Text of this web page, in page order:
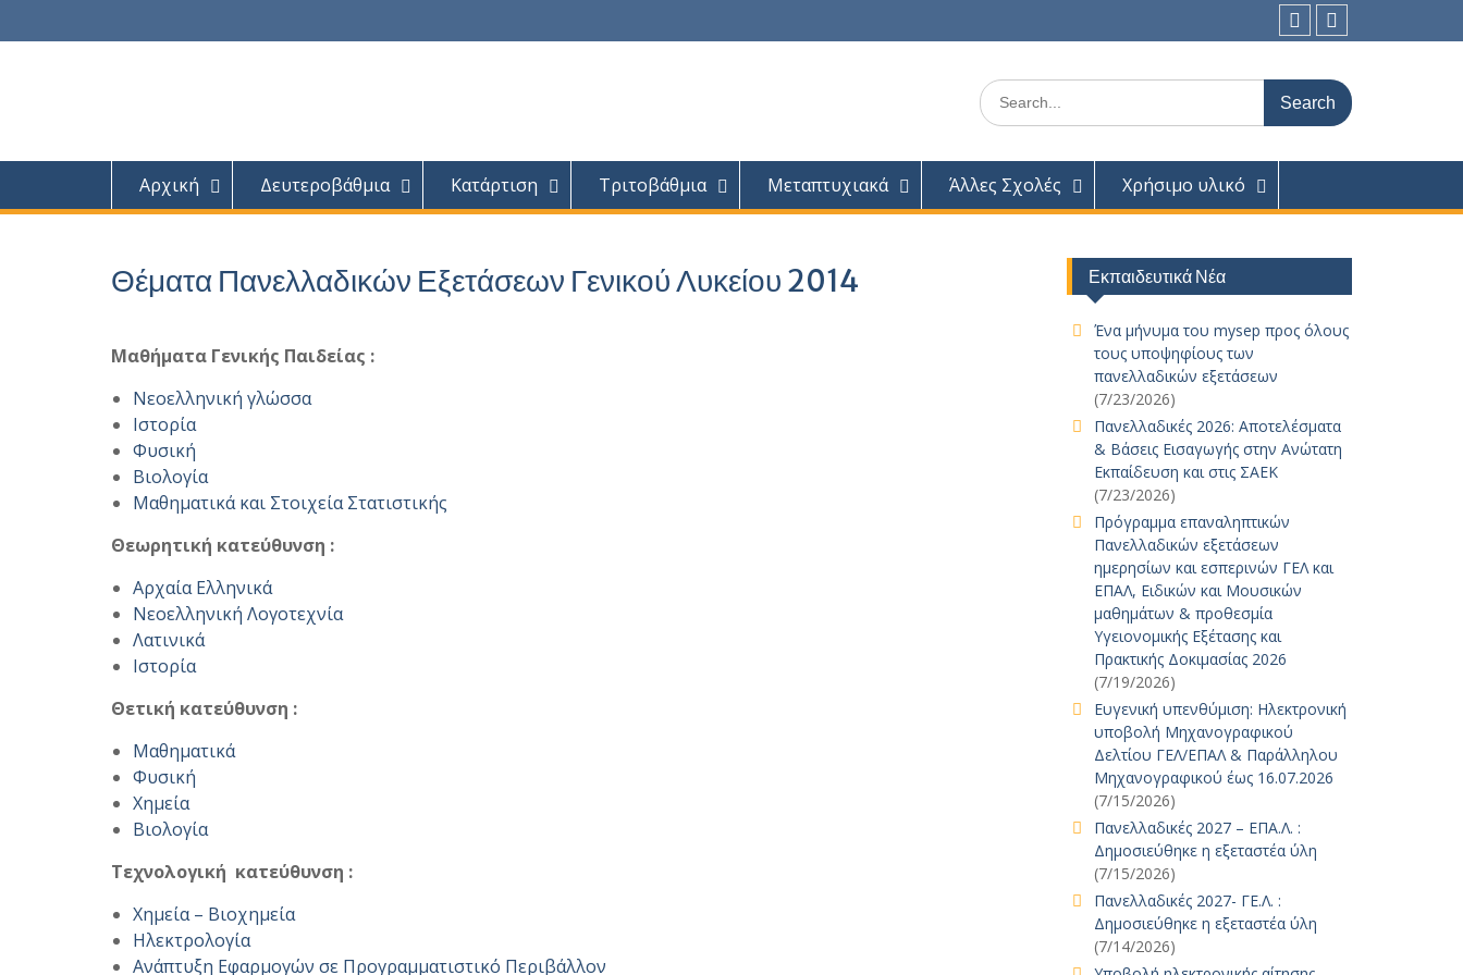
facebook
Youtube
Search
for:
Αρχική Δευτεροβάθμια Κατάρτιση Τριτοβάθμια Μεταπτυχιακά Άλλες Σχολές Χρήσιμο υλικό
Θέματα Πανελλαδικών Εξετάσεων Γενικού Λυκείου 2014
Μαθήματα Γενικής Παιδείας :
Νεοελληνική γλώσσα
Ιστορία
Φυσική
Βιολογία
Μαθηματικά και Στοιχεία Στατιστικής
Θεωρητική κατεύθυνση :
Αρχαία Ελληνικά
Νεοελληνική Λογοτεχνία
Λατινικά
Ιστορία
Θετική κατεύθυνση :
Μαθηματικά
Φυσική
Χημεία
Βιολογία
Tεχνολογική κατεύθυνση :
Χημεία – Βιοχημεία
Ηλεκτρολογία
Ανάπτυξη Εφαρμογών σε Προγραμματιστικό Περιβάλλον
Εκπαιδευτικά Νέα
Ένα μήνυμα του mysep προς όλους
τους υποψηφίους των
πανελλαδικών εξετάσεων
(7/23/2026)
Πανελλαδικές 2026: Αποτελέσματα
& Βάσεις Εισαγωγής στην Ανώτατη
Εκπαίδευση και στις ΣΑΕΚ
(7/23/2026)
Πρόγραμμα επαναληπτικών
Πανελλαδικών εξετάσεων
ημερησίων και εσπερινών ΓΕΛ και
ΕΠΑΛ, Ειδικών και Μουσικών
μαθημάτων & προθεσμία
Υγειονομικής Εξέτασης και
Πρακτικής Δοκιμασίας 2026
(7/19/2026)
Ευγενική υπενθύμιση: Ηλεκτρονική
υποβολή Μηχανογραφικού
Δελτίου ΓΕΛ/ΕΠΑΛ & Παράλληλου
Μηχανογραφικού έως 16.07.2026
(7/15/2026)
Πανελλαδικές 2027 – ΕΠΑ.Λ. :
Δημοσιεύθηκε η εξεταστέα ύλη
(7/15/2026)
Πανελλαδικές 2027- ΓΕ.Λ. :
Δημοσιεύθηκε η εξεταστέα ύλη
(7/14/2026)